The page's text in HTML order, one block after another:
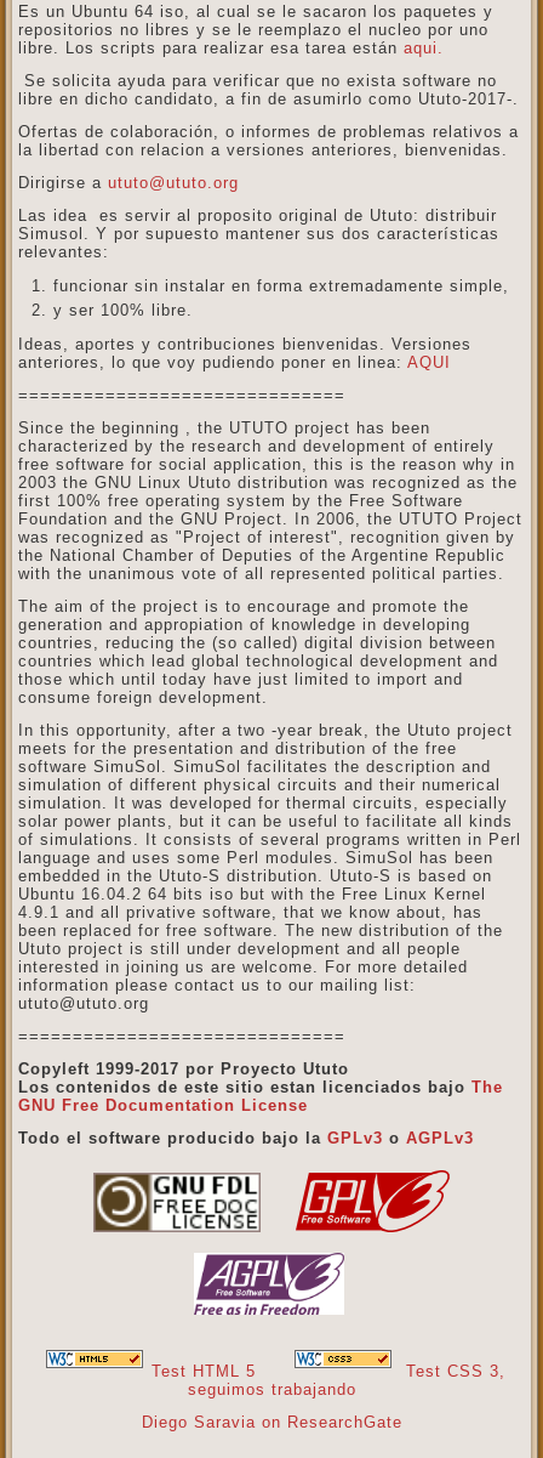
Es un Ubuntu 64 iso, al cual se le sacaron los paquetes y
repositorios no libres y se le reemplazo el nucleo por uno
libre. Los scripts para realizar esa tarea están aqui.
Se solicita ayuda para verificar que no exista software no
libre en dicho candidato, a fin de asumirlo como Ututo-2017-.
Ofertas de colaboración, o informes de problemas relativos a
la libertad con relacion a versiones anteriores, bienvenidas.
Dirigirse aututo@ututo.org
Las idea es servir al proposito original de Ututo: distribuir
Simusol. Y por supuesto mantener sus dos características
relevantes:
funcionar sin instalar en forma extremadamente simple,
y ser 100% libre.
Ideas, aportes y contribuciones bienvenidas. Versiones
anteriores, lo que voy pudiendo poner en linea:AQUI
==============================
Since the beginning , the UTUTO project has been
characterized by the research and development of entirely
free software for social application, this is the reason why in
2003 the GNU Linux Ututo distribution was recognized as the
first 100% free operating system by the Free Software
Foundation and the GNU Project. In 2006, the UTUTO Project
was recognized as "Project of interest", recognition given by
the National Chamber of Deputies of the Argentine Republic
with the unanimous vote of all represented political parties.
The aim of the project is to encourage and promote the
generation and appropiation of knowledge in developing
countries, reducing the (so called) digital division between
countries which lead global technological development and
those which until today have just limited to import and
consume foreign development.
In this opportunity, after a two -year break, the Ututo project
meets for the presentation and distribution of the free
software SimuSol. SimuSol facilitates the description and
simulation of different physical circuits and their numerical
simulation. It was developed for thermal circuits, especially
solar power plants, but it can be useful to facilitate all kinds
of simulations. It consists of several programs written in Perl
language and uses some Perl modules. SimuSol has been
embedded in the Ututo-S distribution. Ututo-S is based on
Ubuntu 16.04.2 64 bits iso but with the Free Linux Kernel
4.9.1 and all privative software, that we know about, has
been replaced for free software. The new distribution of the
Ututo project is still under development and all people
interested in joining us are welcome. For more detailed
information please contact us to our mailing list:
ututo@ututo.org
==============================
Copyleft 1999-2017 por Proyecto Ututo
Los contenidos de este sitio estan licenciados bajoThe
GNU Free Documentation License
Todo el software producido bajo laGPLv3 oAGPLv3
Test HTML 5
Test CSS 3,
seguimos trabajando
Diego Saravia on ResearchGate